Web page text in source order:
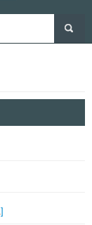
Grupas
]